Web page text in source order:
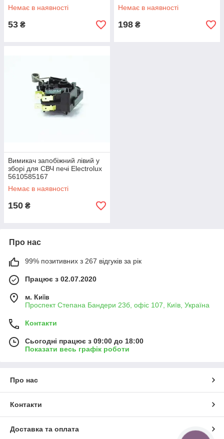
Немає в наявності
53 ₴
Немає в наявності
198 ₴
Вимикач запобіжний лівий у
зборі для СВЧ печі Electrolux
5610585167
Немає в наявності
150 ₴
Про нас
99% позитивних з 267 відгуків за рік
Працює з 02.07.2020
м. Київ
Проспект Степана Бандери 23б, офіс 107, Київ, Україна
Контакти
Сьогодні працює з 09:00 до 18:00
Показати весь графік роботи
Про нас
Контакти
Доставка та оплата